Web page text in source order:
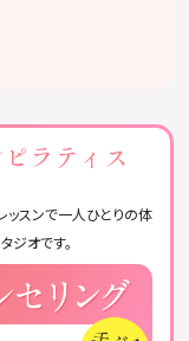
店
ラティス
ッスンで一人ひとりの体
ジオです。